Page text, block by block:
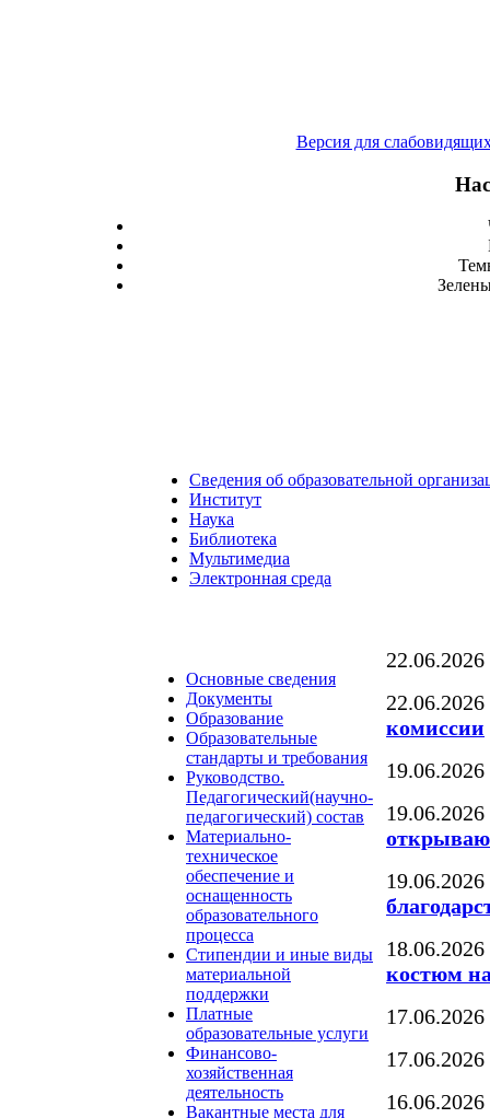
Версия для
Сведения об образовательной
Институт
Наука
Библиотека
Мультимедиа
Электронная среда
Основные сведения
Документы
Образование
Образовательные
стандарты и требования
Руководство.
Педагогический(научно-
педагогический) состав
Материально-
техническое
обеспечение и
оснащенность
образовательного
процесса
Стипендии и иные виды
материальной
поддержки
Платные
образовательные услуги
Финансово-
хозяйственная
деятельность
Вакантные места для
22.06.2026
22.06.2026
комиссии
19.06.2026
19.06.2026
19.06.2026
18.06.2026
костюм
17.06.2026
17.06.2026
16.06.2026